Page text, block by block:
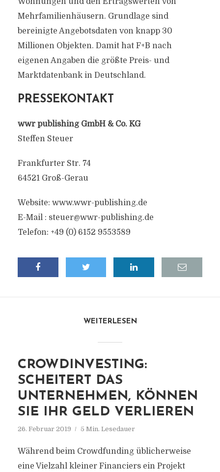
Mehrfamilienhäusern. Grundlage sind
bereinigte Angebotsdaten von knapp 30
Millionen Objekten. Damit hat F+B nach
eigenen Angaben die größte Preis- und
Marktdatenbank in Deutschland.
PRESSEKONTAKT
wwr publishing GmbH & Co. KG
Steffen Steuer
Frankfurter Str. 74
64521 Groß-Gerau
Website: www.wwr-publishing.de
E-Mail : steuer@wwr-publishing.de
Telefon: +49 (0) 6152 9553589
WEITERLESEN
CROWDINVESTING:
SCHEITERT DAS
UNTERNEHMEN, KÖNNEN
SIE IHR GELD VERLIEREN
26. Februar 2019 5 Min. Lesedauer
Während beim Crowdfunding üblicherweise
eine Vielzahl kleiner Financiers ein Projekt